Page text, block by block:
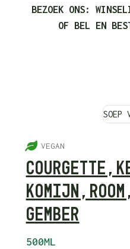
BEZOEK ONS:
OF BEL EN
SOEP
5VEGAN
COURGETTE,
KOMIJN,
GEMBER
500ML